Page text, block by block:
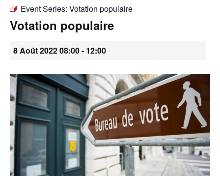
Canton
Genève
Event Series: Votation populaire
Votation populaire
8 Août 2022 08:00- 12:00